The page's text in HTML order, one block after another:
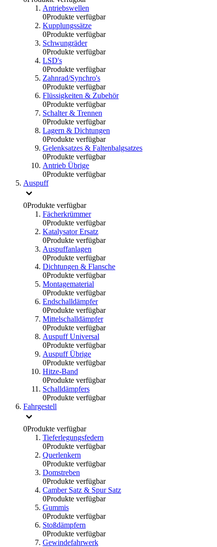
Antriebswellen
0Produkte verfügbar
Kupplungssätze
0Produkte verfügbar
Schwungräder
0Produkte verfügbar
LSD's
0Produkte verfügbar
Zahnrad/Synchro's
0Produkte verfügbar
Flüssigkeiten & Zubehör
0Produkte verfügbar
Schalter & Trennen
0Produkte verfügbar
Lagern & Dichtungen
0Produkte verfügbar
Gelenksatzes & Faltenbalgsatzes
0Produkte verfügbar
Antrieb Übrige
0Produkte verfügbar
Auspuff
0Produkte verfügbar
Fächerkrümmer
0Produkte verfügbar
Katalysator Ersatz
0Produkte verfügbar
Auspuffanlagen
0Produkte verfügbar
Dichtungen & Flansche
0Produkte verfügbar
Montagematerial
0Produkte verfügbar
Endschalldämpfer
0Produkte verfügbar
Mittelschalldämpfer
0Produkte verfügbar
Auspuff Universal
0Produkte verfügbar
Auspuff Übrige
0Produkte verfügbar
Hitze-Band
0Produkte verfügbar
Schalldämpfers
0Produkte verfügbar
Fahrgestell
0Produkte verfügbar
Tieferlegungsfedern
0Produkte verfügbar
Querlenkern
0Produkte verfügbar
Domstreben
0Produkte verfügbar
Camber Satz & Spur Satz
0Produkte verfügbar
Gummis
0Produkte verfügbar
Stoßdämpfern
0Produkte verfügbar
Gewindefahrwerk